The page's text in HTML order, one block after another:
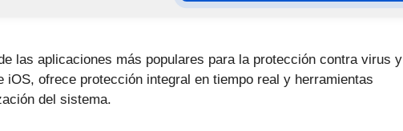
las aplicaciones más populares para la protección contra virus y
iOS, ofrece protección integral en tiempo real y herramientas
del sistema.